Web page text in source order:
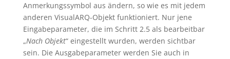
Anmerkungssymbol aus ändern, so wie es mit jedem
anderen VisualARQ-Objekt funktioniert. Nur jene
Eingabeparameter, die im Schritt 2.5 als bearbeitbar
„Nach Objekt“ eingestellt wurden, werden sichtbar
sein. Die Ausgabeparameter werden Sie auch in